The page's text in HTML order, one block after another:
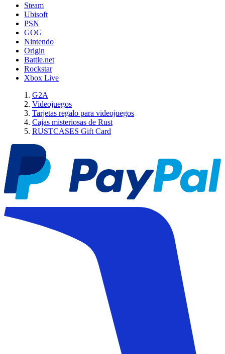
Steam
Ubisoft
PSN
GOG
Nintendo
Origin
Battle.net
Rockstar
Xbox Live
G2A
Videojuegos
Tarjetas regalo para videojuegos
Cajas misteriosas de Rust
RUSTCASES Gift Card